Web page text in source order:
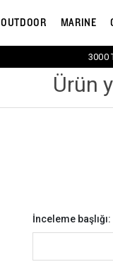
OUTDOOR MARINE
3000
Ürün
İnceleme başlığı: